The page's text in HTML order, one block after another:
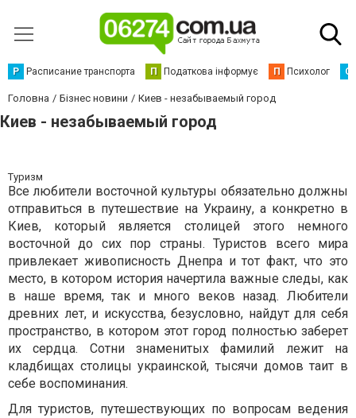
Р Расписание транспорта П Податкова інформує П Психолог С
Головна Бізнес новини Киев - незабываемый город
Киев - незабываемый город
Туризм
Все любители восточной культуры обязательно должны
отправиться в путешествие на Украину, а конкретно в
Киев, который является столицей этого немного
восточной до сих пор страны. Туристов всего мира
привлекает живописность Днепра и тот факт, что это
место, в котором история начертила важные следы, как
в наше время, так и много веков назад. Любители
древних лет, и искусства, безусловно, найдут для себя
пространство, в котором этот город полностью заберет
их сердца. Сотни знаменитых фамилий лежит на
кладбищах столицы украинской, тысячи домов таит в
себе воспоминания.
Для туристов, путешествующих по вопросам ведения